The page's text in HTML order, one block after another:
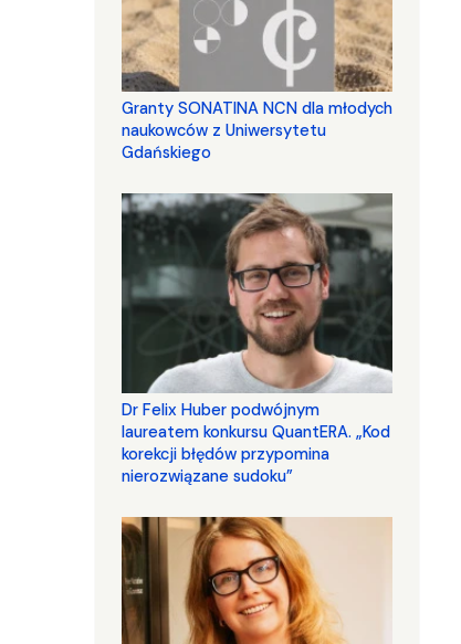
Granty SONATINA NCN dla młodych
naukowców z Uniwersytetu
Gdańskiego
Dr Felix Huber podwójnym
laureatem konkursu QuantERA. „Kod
korekcji błędów przypomina
nierozwiązane sudoku”